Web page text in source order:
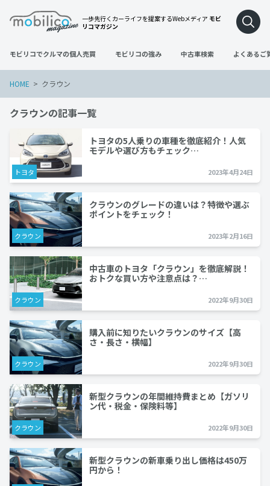
一歩先行くカーライフを提案するWebメディア モビ
リコマガジン
モビリコでクルマの個人売買 モビリコの強み 中古車検索 よくあるご
HOME クラウン
クラウンの記事一覧
トヨタ
トヨタの5人乗りの車種を徹底紹介！人気
モデルや選び方もチェック…
2023年4月24日
クラウン
クラウンのグレードの違いは？特徴や選ぶ
ポイントをチェック！
2023年2月16日
クラウン
中古車のトヨタ「クラウン」を徹底解説！
おトクな買い方や注意点は？…
2022年9月30日
クラウン
購入前に知りたいクラウンのサイズ【高
さ・長さ・横幅】
2022年9月30日
クラウン
新型クラウンの年間維持費まとめ【ガソリ
ン代・税金・保険料等】
2022年9月30日
新型クラウンの新車乗り出し価格は450万
円から！